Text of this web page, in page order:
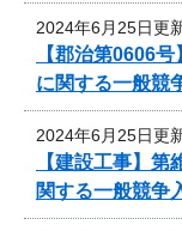
2024年6月25日更
【郡治第0606
に関する一般競
2024年6月25日更
【建設工事】
関する一般競争